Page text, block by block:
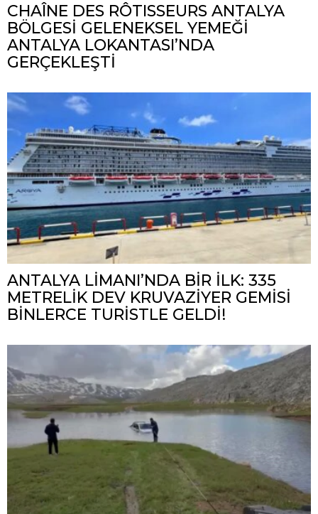
CHAÎNE DES RÔTISSEURS ANTALYA
BÖLGESİ GELENEKSEL YEMEĞİ
ANTALYA LOKANTASI’NDA
GERÇEKLEŞTİ
ANTALYA LİMANI’NDA BİR İLK: 335
METRELİK DEV KRUVAZİYER GEMİSİ
BİNLERCE TURİSTLE GELDİ!